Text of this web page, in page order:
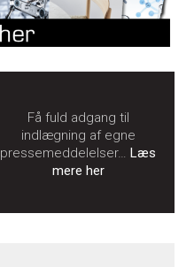
Få fuld adgang til
indlægning af egne
pressemeddelelser…Læs
mere her